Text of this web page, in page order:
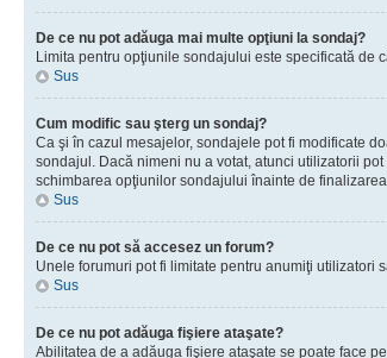
De ce nu pot adăuga mai multe opţiuni la sondaj?
Limita pentru opţiunile sondajului este specificată de
Sus
Cum modific sau şterg un sondaj?
Ca şi în cazul mesajelor, sondajele pot fi modificate
sondajul. Dacă nimeni nu a votat, atunci utilizatorii
schimbarea opţiunilor sondajului înainte de
Sus
De ce nu pot să accesez un forum?
Unele forumuri pot fi limitate pentru anumiţi utilizatori
Sus
De ce nu pot adăuga fişiere ataşate?
Abilitatea de a adăuga fişiere ataşate se poate face